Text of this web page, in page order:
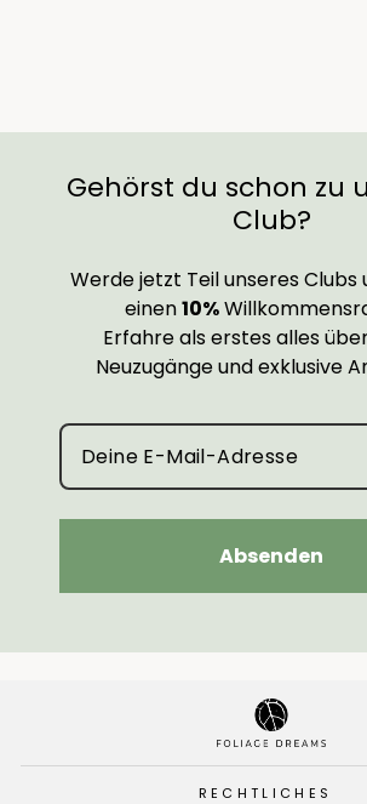
Gehörst du schon zu
Club?
Werde jetzt Teil unseres
einen10%
Erfahre als erstes alles
Neuzugänge und exklusive
Absenden
RECHTLICHES